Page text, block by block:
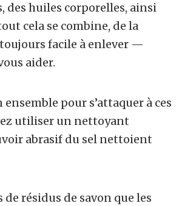
des huiles corporelles, ainsi
cela se combine, de la
toujours facile à enlever —
aider.
pour s’attaquer à ces
utiliser un nettoyant
abrasif du sel nettoient
résidus de savon que les